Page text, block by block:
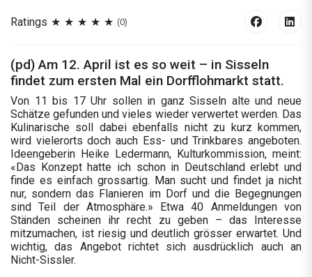
Ratings (0)
(pd) Am 12. April ist es so weit – in Sisseln
findet zum ersten Mal ein Dorfflohmarkt statt.
Von 11 bis 17 Uhr sollen in ganz Sisseln alte und neue
Schätze gefunden und vieles wieder verwertet werden. Das
Kulinarische soll dabei ebenfalls nicht zu kurz kommen,
wird vielerorts doch auch Ess- und Trinkbares angeboten.
Ideengeberin Heike Ledermann, Kulturkommission, meint:
«Das Konzept hatte ich schon in Deutschland erlebt und
finde es einfach grossartig. Man sucht und findet ja nicht
nur, sondern das Flanieren im Dorf und die Begegnungen
sind Teil der Atmosphäre.» Etwa 40 Anmeldungen von
Ständen scheinen ihr recht zu geben – das Interesse
mitzumachen, ist riesig und deutlich grösser erwartet. Und
wichtig, das Angebot richtet sich ausdrücklich auch an
Nicht-Sissler.